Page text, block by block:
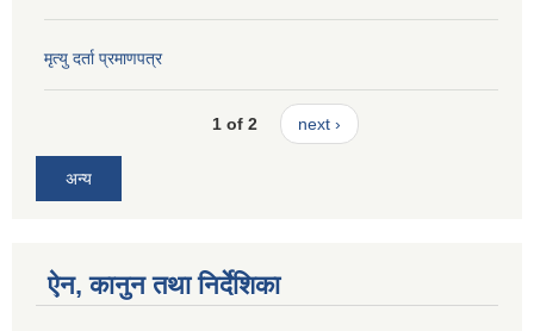
मृत्यु दर्ता प्रमाणपत्र
1 of 2 next ›
अन्य
ऐन, कानुन तथा निर्देशिका